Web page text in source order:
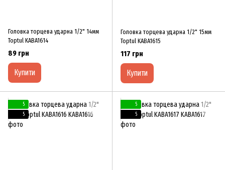
Головка торцева ударна 1/2" 14мм
Toptul KABA1614
89 грн
Купити
Головка торцева ударна 1/2" 15мм
Toptul KABA1615
117 грн
Купити
5
5
5
5